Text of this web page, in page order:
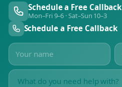
Schedule a Free Callback
Mon–Fri 9–6 · Sat–Sun 10–3
Schedule a Free Callback